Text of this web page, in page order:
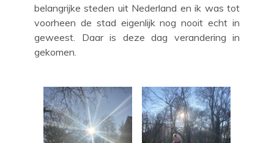
belangrijke steden uit Nederland en ik was tot
voorheen de stad eigenlijk nog nooit echt in
geweest. Daar is deze dag verandering in
gekomen.